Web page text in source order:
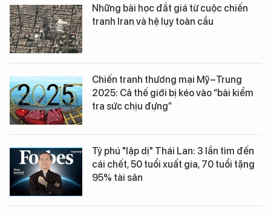
Những bài học đắt giá từ cuộc chiến
tranh Iran và hệ lụy toàn cầu
Chiến tranh thương mại Mỹ–Trung
2025: Cả thế giới bị kéo vào “bài kiểm
tra sức chịu đựng”
Tỷ phú "lập dị" Thái Lan: 3 lần tìm đến
cái chết, 50 tuổi xuất gia, 70 tuổi tặng
95% tài sản